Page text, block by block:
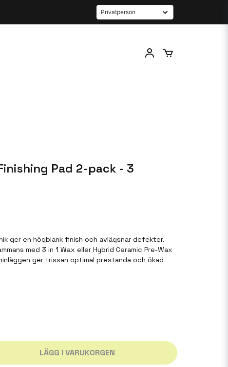
Pad 2-pack - 3
ger en högblank finish och avlägsnar defekter.
med 3 in 1 Wax eller Hybrid Ceramic Pre-Wax
ger trissan optimal prestanda och ökad
LÄGG I VARUKORGEN